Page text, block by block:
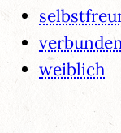
weiblich